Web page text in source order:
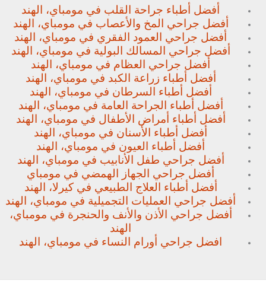
أفضل أطباء جراحة القلب في مومباي، الهند
أفضل جراحي المخ والأعصاب في مومباي، الهند
أفضل جراحي العمود الفقري في مومباي، الهند
أفضل جراحي المسالك البولية في مومباي، الهند
أفضل جراحي العظام في مومباي، الهند
أفضل أطباء زراعة الكبد في مومباي، الهند
أفضل أطباء السرطان في مومباي، الهند
أفضل أطباء الجراحة العامة في مومباي، الهند
أفضل أطباء أمراض الأطفال في مومباي، الهند
أفضل أطباء الأسنان في مومباي، الهند
أفضل أطباء العيون في مومباي، الهند
أفضل جراحي طفل الأنابيب في مومباي، الهند
أفضل جراحي الجهاز الهمضي في مومباي
أفضل أطباء العلاج الطبيعي في كيرلا، الهند
أفضل جراحي العمليات التجميلية في مومباي، الهند
أفضل جراحي الأذن والأنف والحنجرة في مومباي،
الهند
افضل جراحي أورام النساء في مومباي، الهند